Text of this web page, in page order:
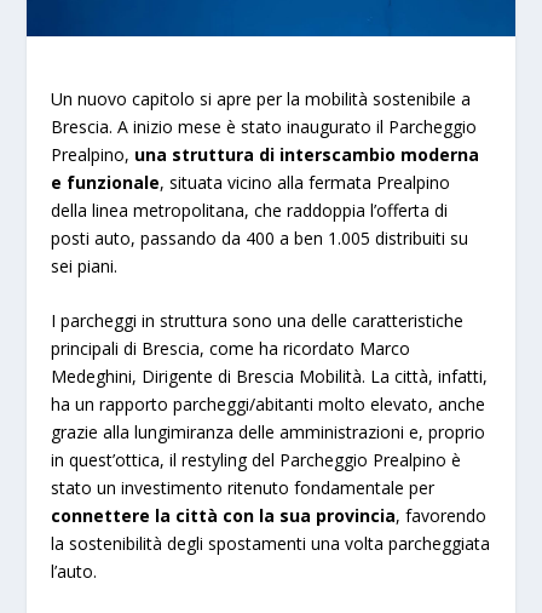
Un nuovo capitolo si apre per la mobilità sostenibile a
Brescia. A inizio mese è stato inaugurato il Parcheggio
Prealpino, una struttura di interscambio moderna
e funzionale, situata vicino alla fermata Prealpino
della linea metropolitana, che raddoppia l’offerta di
posti auto, passando da 400 a ben 1.005 distribuiti su
sei piani.
I parcheggi in struttura sono una delle caratteristiche
principali di Brescia, come ha ricordato Marco
Medeghini, Dirigente di Brescia Mobilità. La città, infatti,
ha un rapporto parcheggi/abitanti molto elevato, anche
grazie alla lungimiranza delle amministrazioni e, proprio
in quest’ottica, il restyling del Parcheggio Prealpino è
stato un investimento ritenuto fondamentale per
connettere la città con la sua provincia, favorendo
la sostenibilità degli spostamenti una volta parcheggiata
l’auto.